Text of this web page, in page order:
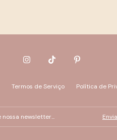
Termos de Serviço Política de